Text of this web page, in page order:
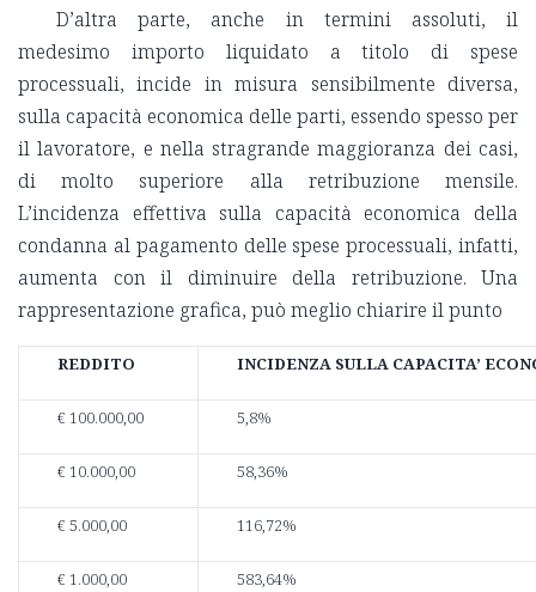
D’altra parte, anche in termini assoluti, il
medesimo importo liquidato a titolo di spese
processuali, incide in misura sensibilmente diversa,
sulla capacità economica delle parti, essendo spesso per
il lavoratore, e nella stragrande maggioranza dei casi,
di molto superiore alla retribuzione mensile.
L’incidenza effettiva sulla capacità economica della
condanna al pagamento delle spese processuali, infatti,
aumenta con il diminuire della retribuzione. Una
rappresentazione grafica, può meglio chiarire il punto
REDDITO INCIDENZA SULLA CAPACITA’
€ 100.000,00 5,8%
€ 10.000,00 58,36%
€ 5.000,00 116,72%
€ 1.000,00 583,64%